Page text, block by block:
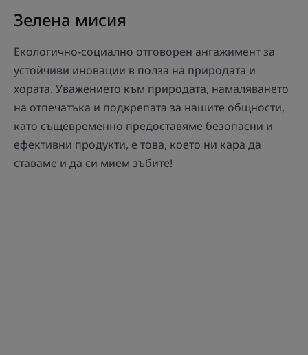
Зелена мисия
Екологично-социално отговорен ангажимент за
устойчиви иновации в полза на природата и
хората. Уважението към природата, намаляването
на отпечатъка и подкрепата за нашите общности,
като същевременно предоставяме безопасни и
ефективни продукти, е това, което ни кара да
ставаме и да си мием зъбите!